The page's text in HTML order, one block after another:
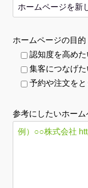
ホームページの目的
認知度を高めた
集客につなげた
予約や注文をと
参考にしたいホーム